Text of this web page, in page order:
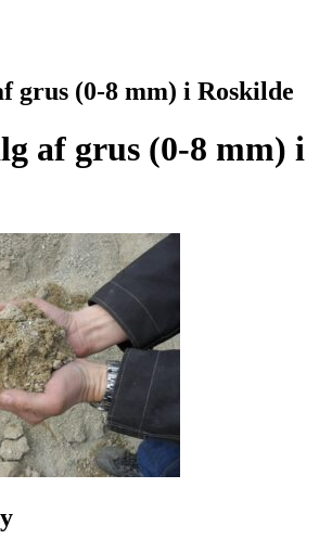
grus (0-8 mm) i Roskilde
af grus (0-8 mm) i